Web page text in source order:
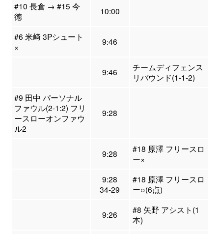
#10 長倉 → #15 今
徳
10:00
#6 米﨑 3Pシュート
×
9:46
9:46
チームディフェンス
リバウンド(1-1-2)
#9 田中 パーソナル
ファウル(2-1:2) フリ
ースローオンファウ
ル2
9:28
9:28
#18 原澤 フリースロ
ー×
9:28
34-29
#18 原澤 フリースロ
ー○(6点)
9:26
#8 矢野 アシスト(1
本)